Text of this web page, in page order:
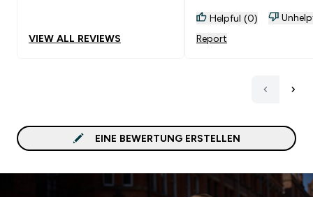
VIEW ALL REVIEWS
Helpful (0)
Report
EINE BEWERTUNG ERSTELLEN